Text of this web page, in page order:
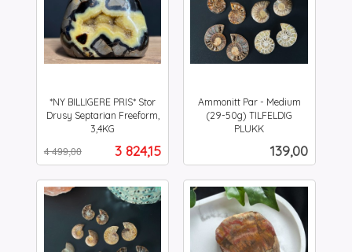
*NY BILLIGERE PRIS* Stor
Drusy Septarian Freeform,
3,4KG
Tilbud
3 824,15
4 499,00
mva.
Ammonitt Par - Medium
(29-50g) TILFELDIG
PLUKK
Pris
139,00